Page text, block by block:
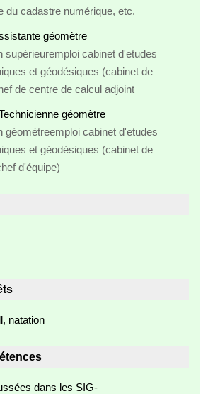
du cadastre numérique, etc.
géomètre
supérieuremploi cabinet d'etudes
et géodésiques (cabinet de
de centre de calcul adjoint
géomètre
géomètreemploi cabinet d'etudes
et géodésiques (cabinet de
d'équipe)
natation
dans les SIG-